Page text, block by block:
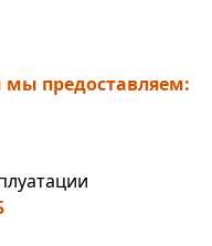
предоставляем: